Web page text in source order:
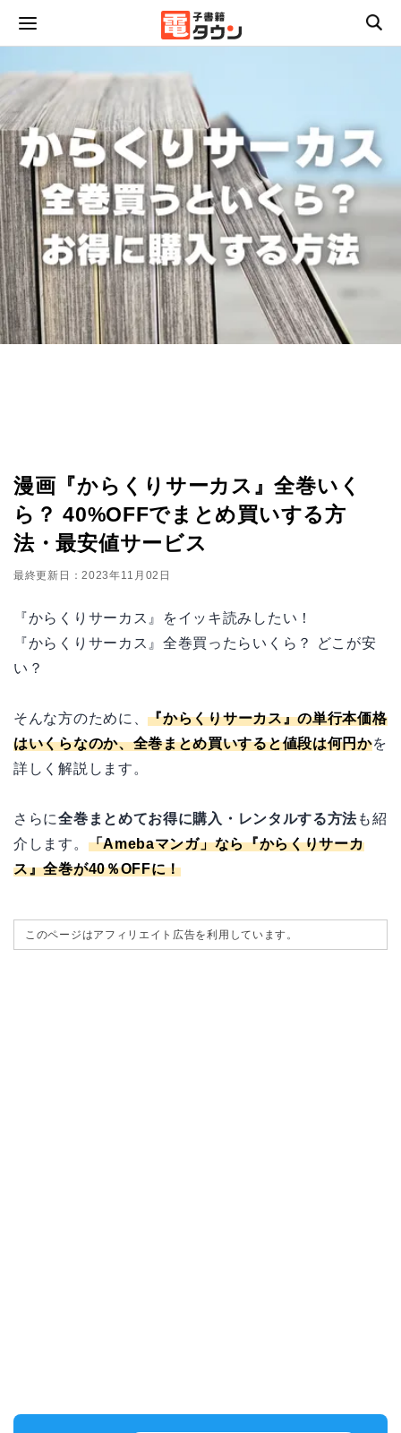
漫画『からくりサーカス』全巻いく
ら？ 40%OFFでまとめ買いする方
法・最安値サービス
最終更新日：2023年11月02日
『からくりサーカス』をイッキ読みしたい！
『からくりサーカス』全巻買ったらいくら？ どこが安
い？
そんな方のために、『からくりサーカス』の単行本価格
はいくらなのか、全巻まとめ買いすると値段は何円かを
詳しく解説します。
さらに全巻まとめてお得に購入・レンタルする方法も紹
介します。 「Amebaマンガ」なら『からくりサーカ
ス』全巻が40％OFFに！
このページはアフィリエイト広告を利用しています。